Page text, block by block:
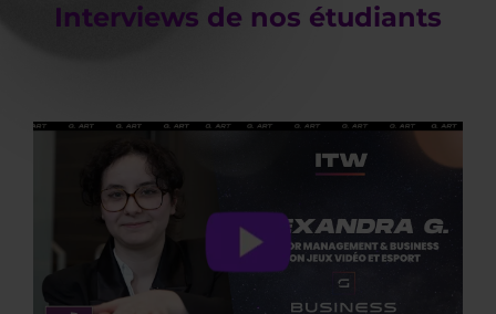
Interviews de nos étudiants